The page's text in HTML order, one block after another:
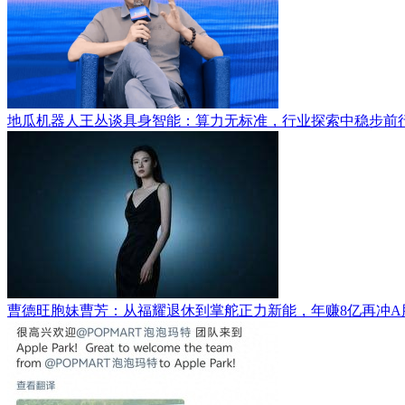
地瓜机器人王丛谈具身智能：算力无标准，行业探索中稳步前
曹德旺胞妹曹芳：从福耀退休到掌舵正力新能，年赚8亿再冲A